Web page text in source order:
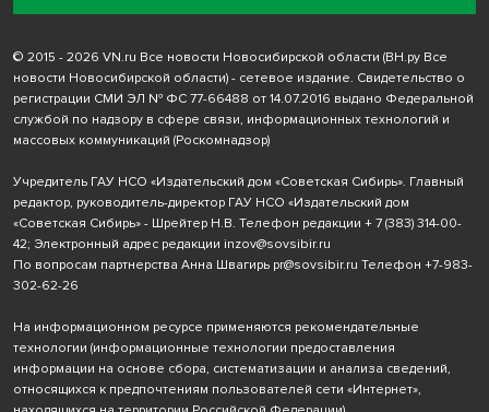
© 2015 - 2026 VN.ru Все новости Новосибирской области (ВН.ру Все
новости Новосибирской области) - сетевое издание. Свидетельство о
регистрации СМИ ЭЛ № ФС 77-66488 от 14.07.2016 выдано Федеральной
службой по надзору в сфере связи, информационных технологий и
массовых коммуникаций (Роскомнадзор)
Учредитель ГАУ НСО «Издательский дом «Советская Сибирь». Главный
редактор, руководитель-директор ГАУ НСО «Издательский дом
«Советская Сибирь» - Шрейтер Н.В. Телефон редакции + 7 (383) 314-00-
42; Электронный адрес редакции inzov@sovsibir.ru
По вопросам партнерства Анна Швагирь pr@sovsibir.ru Телефон +7-983-
302-62-26
На информационном ресурсе применяются рекомендательные
технологии (информационные технологии предоставления
информации на основе сбора, систематизации и анализа сведений,
относящихся к предпочтениям пользователей сети «Интернет»,